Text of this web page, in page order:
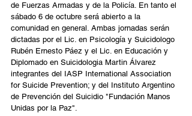
de Fuerzas Armadas y de la Policía. En tanto el
sábado 6 de octubre será abierto a la
comunidad en general. Ambas jornadas serán
dictadas por el Lic. en Psicología y Suicidologo
Rubén Ernesto Páez y el Lic. en Educación y
Diplomado en Suicidologia Martin Álvarez
integrantes del IASP International Association
for Suicide Prevention; y del Instituto Argentino
de Prevención del Suicidio "Fundación Manos
Unidas por la Paz".